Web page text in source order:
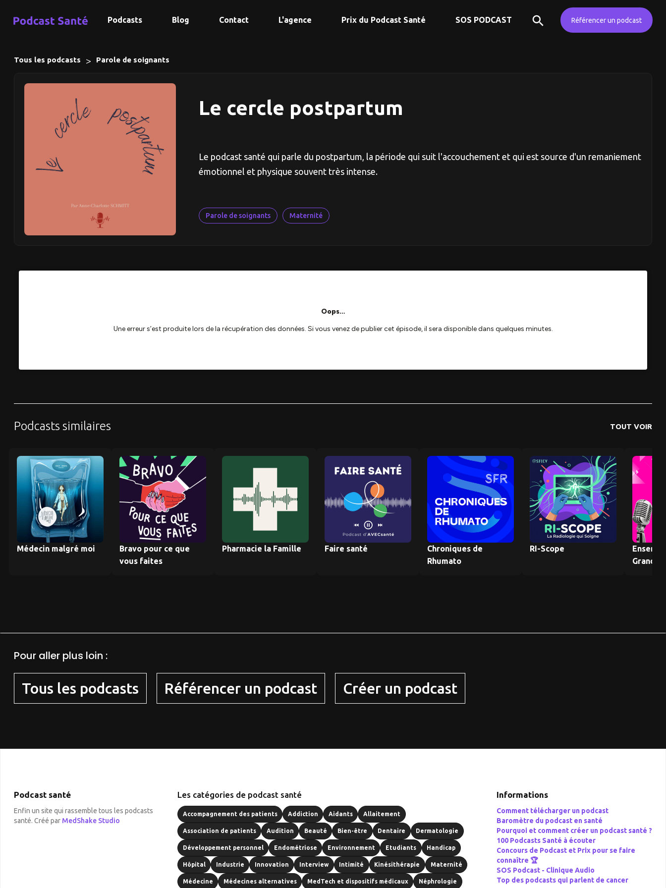
Référencer un podcast
Podcasts Blog Contact L'agence Prix du Podcast Santé SOS PODCAST
Tous les podcasts > Parole de soignants
Le cercle postpartum
Le podcast santé qui parle du postpartum, la période qui suit l'accouchement et qui est source d'un remaniement
émotionnel et physique souvent très intense.
Parole de soignants Maternité
Podcasts similaires TOUT VOIR
Médecin malgré moi
Bravo pour ce que
vous faites
Pharmacie la Famille Faire santé
Chroniques de
Rhumato
RI-Scope
Grandir
Pour aller plus loin :
Tous les podcasts Référencer un podcast Créer un podcast
Podcast santé
Enfin un site qui rassemble tous les podcasts
santé. Créé par MedShake Studio
Les catégories de podcast santé
Accompagnement des patients Addiction Aidants Allaitement
Association de patients Audition Beauté Bien-être Dentaire Dermatologie
Développement personnel Endométriose Environnement Etudiants Handicap
Hôpital Industrie Innovation Interview Intimité Kinésithérapie Maternité
Médecine Médecines alternatives MedTech et dispositifs médicaux Néphrologie
Informations
Comment télécharger un podcast
Baromètre du podcast en santé
Pourquoi et comment créer un podcast santé ?
100 Podcasts Santé à écouter
Concours de Podcast et Prix pour se faire
connaître 🏆
SOS Podcast - Clinique Audio
Top des podcasts qui parlent de cancer